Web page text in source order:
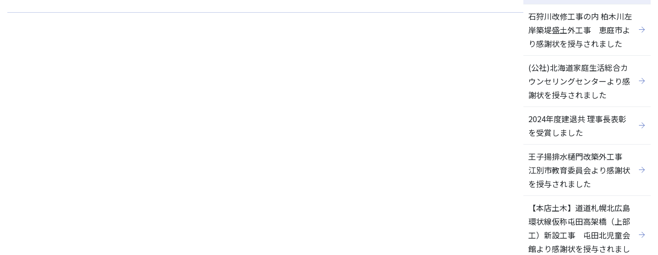
石狩川改修工事の内 柏木川左
岸築堤盛土外工事 恵庭市よ
り感謝状を授与されました
(公社)北海道家庭生活総合カ
ウンセリングセンターより感
謝状を授与されました
2024年度建退共 理事長表彰
を受賞しました
王子揚排水樋門改築外工事
江別市教育委員会より感謝状
を授与されました
【本店土木】道道札幌北広島
環状線仮称屯田高架橋（上部
工）新設工事 屯田北児童会
館より感謝状を授与されまし